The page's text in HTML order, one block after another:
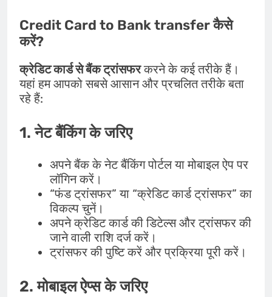
Credit Card to Bank transferकैसे
करें?
क्रेडिट कार्ड से बैंक ट्रांसफरकरने के कई तरीके हैं।
यहां हम आपको सबसे आसान और प्रचलित तरीके बता
रहे हैं:
1.नेट बैंकिंग के जरिए
अपने बैंक के नेट बैंकिंग पोर्टल या मोबाइल ऐप पर
लॉगिन करें।
“फंड ट्रांसफर” या “क्रेडिट कार्ड ट्रांसफर” का
विकल्प चुनें।
अपने क्रेडिट कार्ड की डिटेल्स और ट्रांसफर की
जाने वाली राशि दर्ज करें।
ट्रांसफर की पुष्टि करें और प्रक्रिया पूरी करें।
2.मोबाइल ऐप्स के जरिए